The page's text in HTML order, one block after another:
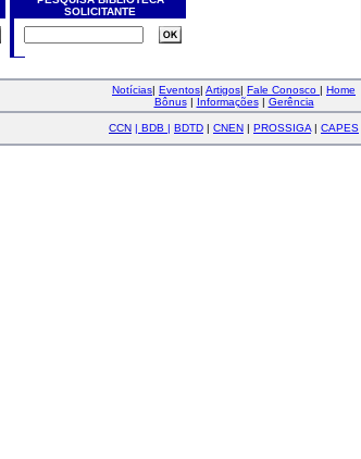
SOLICITANTE
Notícias| Eventos| Artigos| Fale Conosco | Home
Bônus| Informações| Gerência
CCN | BDB | BDTD | CNEN | PROSSIGA | CAPES